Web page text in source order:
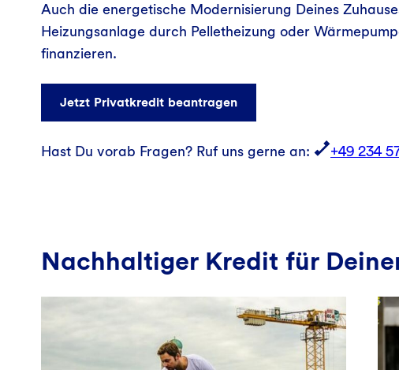
Auch die energetische Modernisierung Deines
Heizungsanlage durch Pelletheizung oder
finanzieren.
Jetzt Privatkredit beantragen
Hast Du vorab Fragen? Ruf uns gerne an: +49 234
Nachhaltiger Kredit für